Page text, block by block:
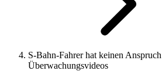
S-Bahn-Fahrer hat keinen
Überwachungsvideos